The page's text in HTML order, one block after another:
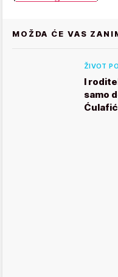
MOŽDA ĆE VAS
ŽIVOT
I
samo